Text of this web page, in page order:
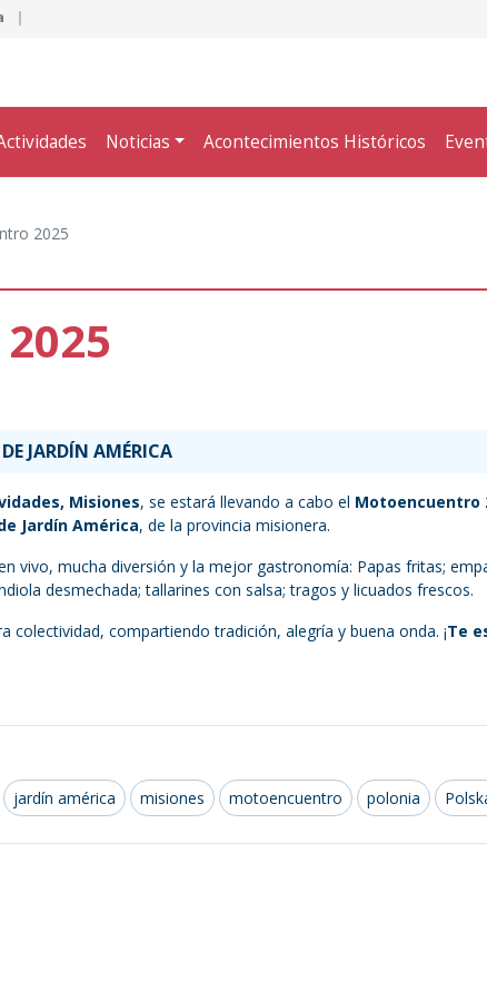
Noticias Acontecimientos Históricos
2025
JARDÍN AMÉRICA
Misiones, se estará llevando a cabo el Motoencuentro
Jardín América, de la provincia misionera.
vivo, mucha diversión y la mejor gastronomía: Papas fritas;
desmechada; tallarines con salsa; tragos y licuados frescos.
compartiendo tradición, alegría y buena onda. ¡Te
jardín américa misiones motoencuentro polonia